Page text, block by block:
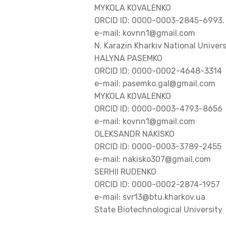
MYKOLA KOVALENKO
ORCID ID: 0000-0003-2845-6993.
e-mail: kovnn1@gmail.com
N. Karazin Kharkiv National
HALYNA PASEMKO
ORCID ID: 0000-0002-4648-3314
e-mail: pasemko.gal@gmail.com
MYKOLA KOVALENKO
ORCID ID: 0000-0003-4793-8656
e-mail: kovnn1@gmail.com
OLEKSANDR NAKISKO
ORCID ID: 0000-0003-3789-2455
e-mail: nakisko307@gmail.com
SERHII RUDENKO
ORCID ID: 0000-0002-2874-1957
e-mail: svr13@btu.kharkov.ua
State Biotechnological University